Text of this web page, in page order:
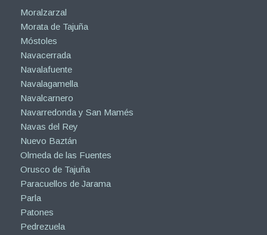
Moralzarzal
Morata de Tajuña
Móstoles
Navacerrada
Navalafuente
Navalagamella
Navalcarnero
Navarredonda y San Mamés
Navas del Rey
Nuevo Baztán
Olmeda de las Fuentes
Orusco de Tajuña
Paracuellos de Jarama
Parla
Patones
Pedrezuela